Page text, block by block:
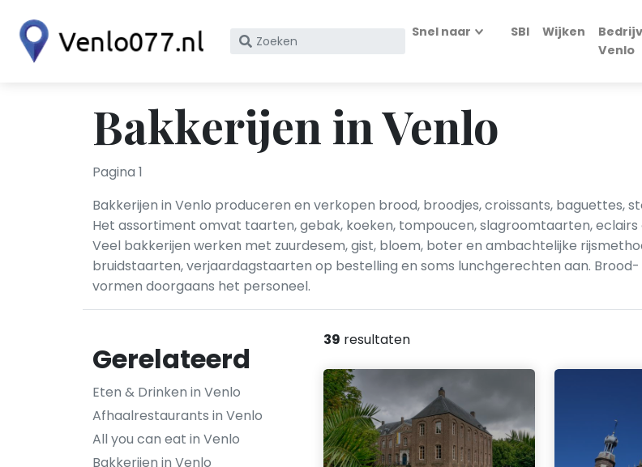
Zoek
KvK
nummer
Snel naar SBI Wijken
Venlo
Bakkerijen in Venlo
Pagina 1
Bakkerijen in Venlo produceren en verkopen brood, broodjes, croissants,
Het assortiment omvat taarten, gebak, koeken, tompoucen, slagroomtaarten, eclairs
Veel bakkerijen werken met zuurdesem, gist, bloem, boter en ambachtelijke
bruidstaarten, verjaardagstaarten op bestelling en soms lunchgerechten aan.
vormen doorgaans het personeel.
Gerelateerd
Eten & Drinken in Venlo
Afhaalrestaurants in Venlo
All you can eat in Venlo
Bakkerijen in Venlo
39 resultaten